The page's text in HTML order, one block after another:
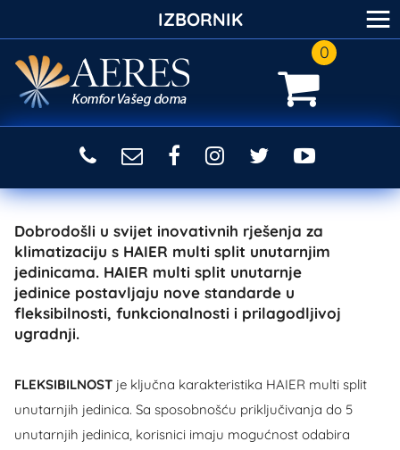
0
Dobrodošli u svijet inovativnih rješenja za
klimatizaciju s HAIER multi split unutarnjim
jedinicama. HAIER multi split unutarnje
jedinice postavljaju nove standarde u
fleksibilnosti, funkcionalnosti i prilagodljivoj
ugradnji.
FLEKSIBILNOST je ključna karakteristika HAIER multi split
unutarnjih jedinica. Sa sposobnošću priključivanja do 5
unutarnjih jedinica, korisnici imaju mogućnost odabira
IZBORNIK ≡